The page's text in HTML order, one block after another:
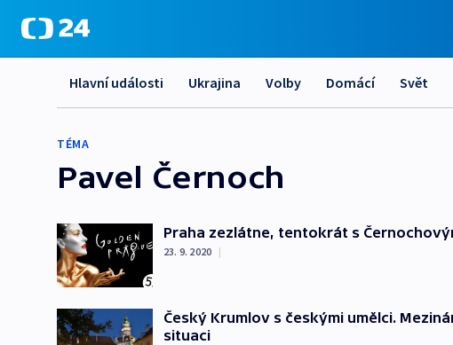
Hlavní události Ukrajina Volby Domácí Svět
TÉMA
Pavel Černoch
Praha zezlátne, tentokrát s
23. 9. 2020 |
Český Krumlov s českými umělci.
situaci